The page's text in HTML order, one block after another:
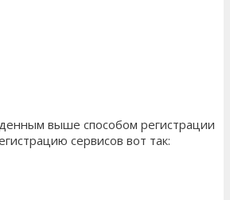
выше способом регистрации
сервисов вот так: